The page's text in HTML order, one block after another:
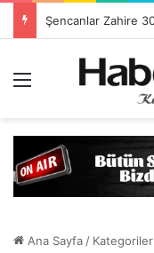
Ana Sayfa/ Kategoriler